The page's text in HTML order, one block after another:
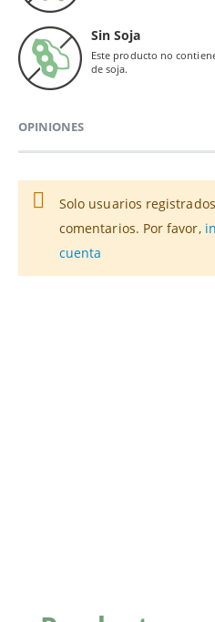
Sin Soja
Este producto no
de soja.
OPINIONES
Solo usuarios
comentarios. Por favor,
cuenta